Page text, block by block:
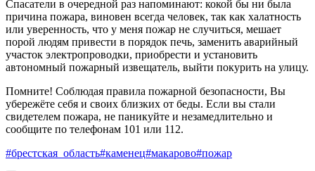
Спасатели в очередной раз напоминают: кокой бы ни была
причина пожара, виновен всегда человек, так как халатность
или уверенность, что у меня пожар не случиться, мешает
порой людям привести в порядок печь, заменить аварийный
участок электропроводки, приобрести и установить
автономный пожарный извещатель, выйти покурить на улицу.
Помните! Соблюдая правила пожарной безопасности, Вы
убережёте себя и своих близких от беды. Если вы стали
свидетелем пожара, не паникуйте и незамедлительно и
сообщите по телефонам 101 или 112.
#брестская_область#каменец#макарово#пожар